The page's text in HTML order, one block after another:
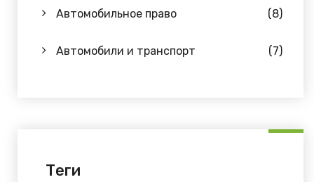
Автомобильное право (8)
Автомобили и транспорт (7)
Теги